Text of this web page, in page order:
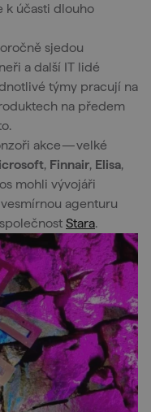
k účasti dlouho
sjedou
a další IT lidé
týmy pracují na
na předem
akce — velké
, Finnair, Elisa,
mohli vývojáři
agenturu
Stara.